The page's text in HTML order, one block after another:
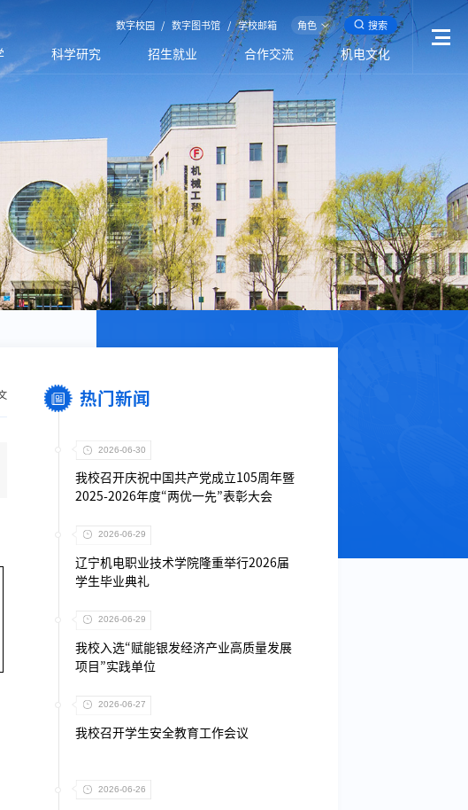
数字校园 / 数字图书馆 / 学校邮箱 角色 搜索
科学研究 招生就业 合作交流 机电文化
热门新闻
2026-06-30
我校召开庆祝中国共产党成立105周年暨
2025-2026年度“两优一先”表彰大会
2026-06-29
辽宁机电职业技术学院隆重举行2026届
学生毕业典礼
2026-06-29
我校入选“赋能银发经济产业高质量发展
项目”实践单位
2026-06-27
我校召开学生安全教育工作会议
2026-06-26